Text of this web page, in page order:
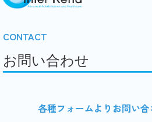
CONTACT
お問い合わせ
各種フォームよりお問い合